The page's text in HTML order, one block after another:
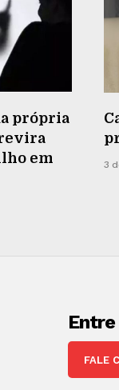
própria
em
3
FALE